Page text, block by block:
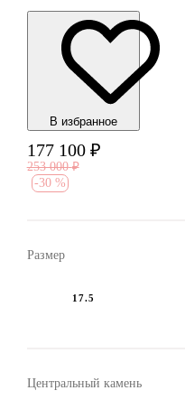
В избранноe
177 100 ₽
253 000 ₽
-30 %
Размер
17.5
Центральный камень